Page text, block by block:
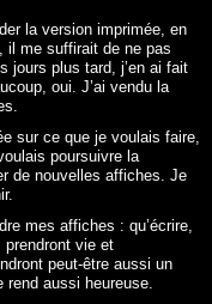
la version imprimée, en
il me suffirait de ne pas
jours plus tard, j’en ai fait
oui. J’ai vendu la
sur ce que je voulais faire,
poursuivre la
de nouvelles affiches. Je
mes affiches : qu’écrire,
prendront vie et
peut-être aussi un
rend aussi heureuse.